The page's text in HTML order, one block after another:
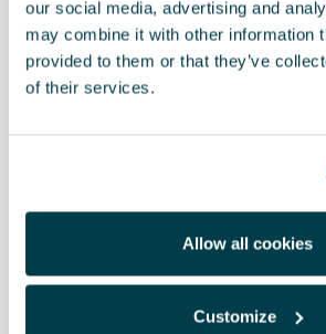
our social media, advertising and
may combine it with other information
provided to them or that they’ve
of their services.
Allow all cookies
Customize
$ 900.00 *
Ver lista de
montaje, para más información contacte con su